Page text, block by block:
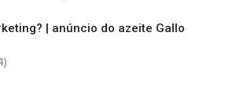
| anúncio do azeite Gallo